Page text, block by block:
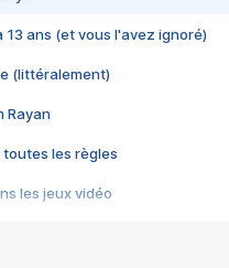
13 ans (et vous l'avez ignoré)
(littéralement)
Rayan
toutes les règles
les jeux vidéo